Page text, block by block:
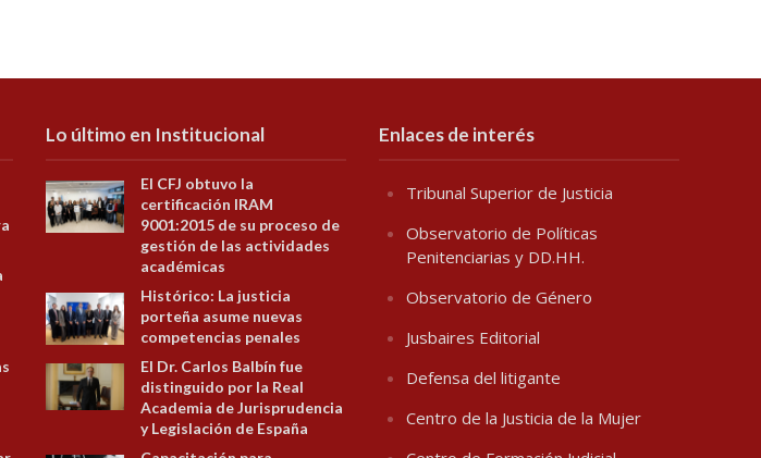
Lo último en Institucional
El CFJ obtuvo la
certificación IRAM
9001:2015 de su proceso de
gestión de las actividades
académicas
Histórico: La justicia
porteña asume nuevas
competencias penales
El Dr. Carlos Balbín fue
distinguido por la Real
Academia de Jurisprudencia
y Legislación de España
Enlaces de interés
Tribunal Superior de Justicia
Observatorio de Políticas
Penitenciarias y DD.HH.
Observatorio de Género
Jusbaires Editorial
Defensa del litigante
Centro de la Justicia de la Mujer